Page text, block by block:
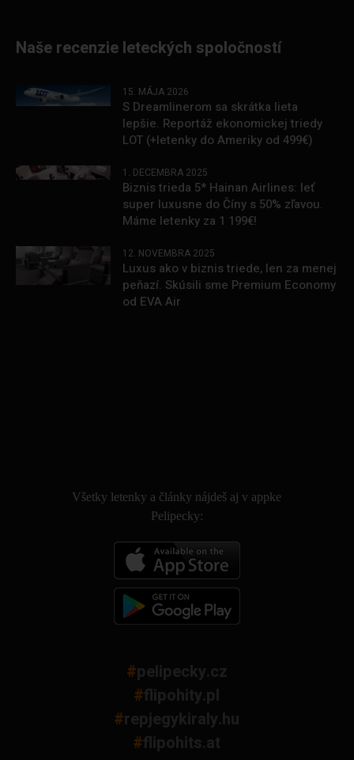
Naše recenzie leteckých spoločností
15. MÁJA 2026
S Dreamlinerom sa skrátka lieta
lepšie. Reportáž ekonomickej triedy
LOT (+letenky do Ameriky od 499€)
1. DECEMBRA 2025
Biznis trieda 5* Hainan Airlines: leť
super luxusne do Číny s 50% zľavou.
Máme letenky za 1 199€!
12. NOVEMBRA 2025
Luxus ako v biznis triede, len za menej
peňazí. Skúsili sme Premium Economy
od EVA Air
Všetky letenky a články nájdeš aj v appke
Pelipecky:
#pelipecky.cz
#flipohity.pl
#repjegykiraly.hu
#flipohits.at